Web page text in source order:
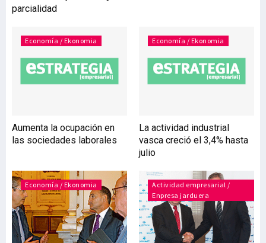
las solicitudes de perfiles
área durante el primer
cuatrimestre de 2015,
posicionado como claves
en este proceso de
internacionalización y
crecimiento
parcialidad
Economía / Ekonomia
Aumenta la ocupación en
las sociedades laborales
Economía / Ekonomia
La actividad industrial
vasca creció el 3,4% hasta
julio
Economía / Ekonomia
Actividad empresarial /
Enpresa jarduera